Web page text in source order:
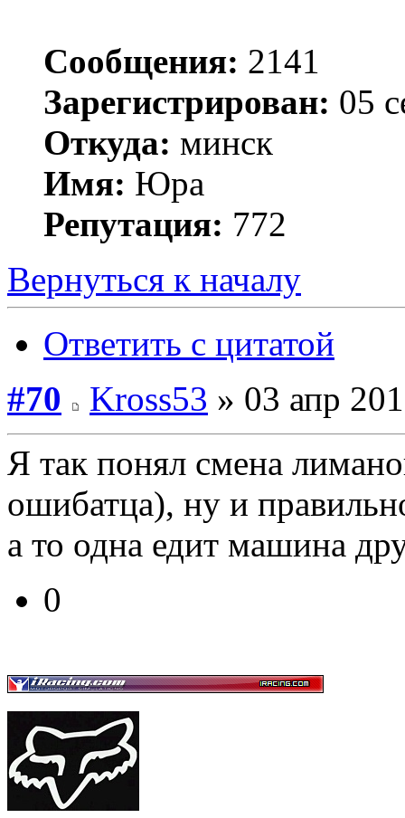
Сообщения: 2141
Зарегистрирован: 05
Откуда: минск
Имя: Юра
Репутация: 772
Вернуться к началу
Ответить с цитатой
#70
Kross53 » 03 апр
Я так понял смена
ошибатца), ну и
а то одна едит машина
0